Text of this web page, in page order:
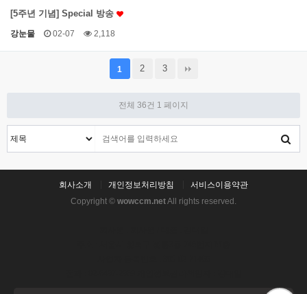
[5주년 기념] Special 방송
강눈물 02-07 2,118
1 2 3
전체 36건 1 페이지
회사소개 개인정보처리방침
서비스이용약관
Copyright © wowccm.netAll rights reserved.